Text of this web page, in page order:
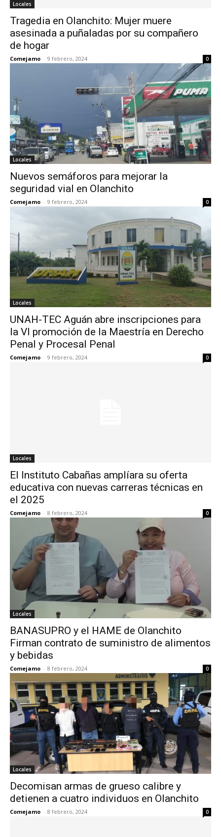
Locales
Tragedia en Olanchito: Mujer muere
asesinada a puñaladas por su compañero
de hogar
Comejamo - 9 febrero, 2024 0
Locales
Nuevos semáforos para mejorar la
seguridad vial en Olanchito
Comejamo - 9 febrero, 2024 0
Locales
UNAH-TEC Aguán abre inscripciones para
la VI promoción de la Maestría en Derecho
Penal y Procesal Penal
Comejamo - 9 febrero, 2024 0
Locales
El Instituto Cabañas amplíara su oferta
educativa con nuevas carreras técnicas en
el 2025
Comejamo - 8 febrero, 2024 0
Locales
BANASUPRO y el HAME de Olanchito
Firman contrato de suministro de alimentos
y bebidas
Comejamo - 8 febrero, 2024 0
Locales
Decomisan armas de grueso calibre y
detienen a cuatro individuos en Olanchito
Comejamo - 8 febrero, 2024 0